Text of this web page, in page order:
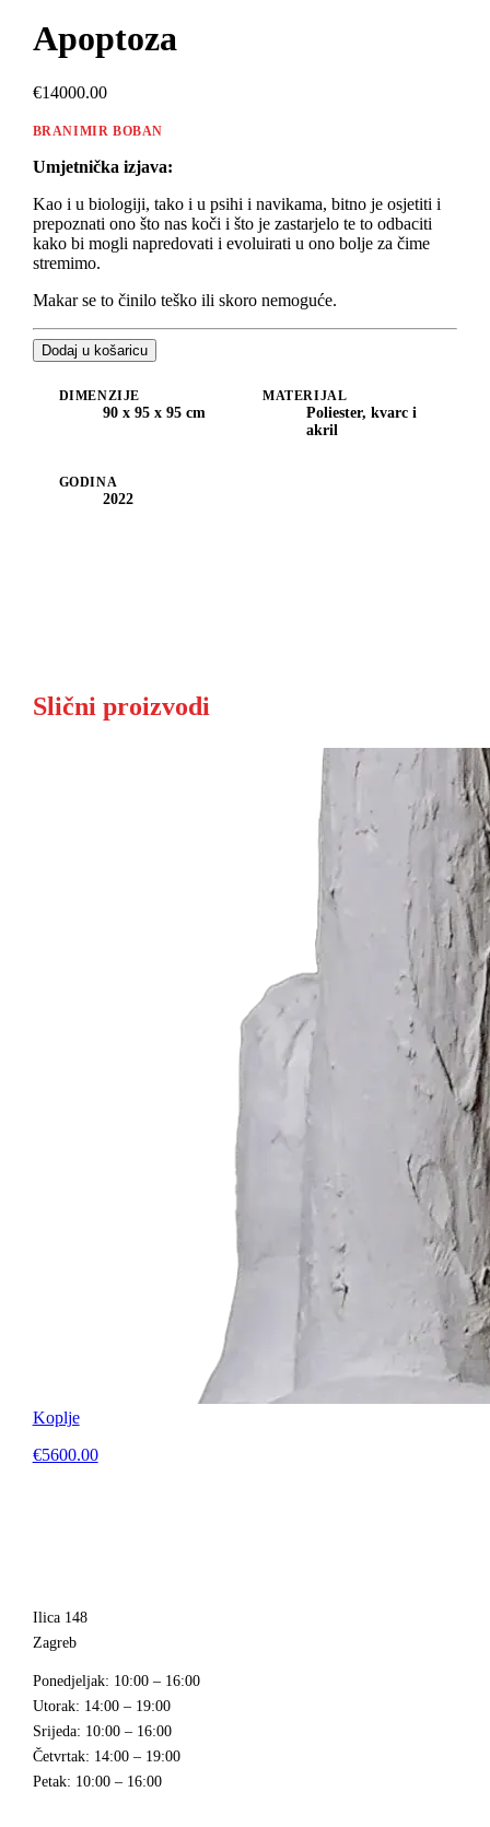
Apoptoza
€14000.00
BRANIMIR BOBAN
Umjetnička izjava:
Kao i u biologiji, tako i u psihi i navikama, bitno je osjetiti i
prepoznati ono što nas koči i što je zastarjelo te to odbaciti
kako bi mogli napredovati i evoluirati u ono bolje za čime
stremimo.
Makar se to činilo teško ili skoro nemoguće.
Dodaj u košaricu
DIMENZIJE
90 x 95 x 95 cm
MATERIJAL
Poliester, kvarc i
akril
GODINA
2022
Slični proizvodi
Koplje
€5600.00
Ilica 148
Zagreb
Ponedjeljak: 10:00 – 16:00
Utorak: 14:00 – 19:00
Srijeda: 10:00 – 16:00
Četvrtak: 14:00 – 19:00
Petak: 10:00 – 16:00